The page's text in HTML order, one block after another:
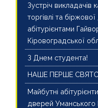
Зустріч
торгівлі та
абітурієнтами
Кіровоградської
З Днем студента!
НАШЕ ПЕРШЕ
Майбутні
дверей